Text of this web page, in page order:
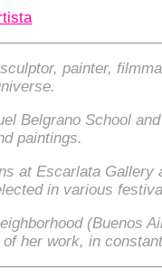
painter,
Belgrano School
paintings.
at Escarlata Gallery
in various
(Buenos
her work, in